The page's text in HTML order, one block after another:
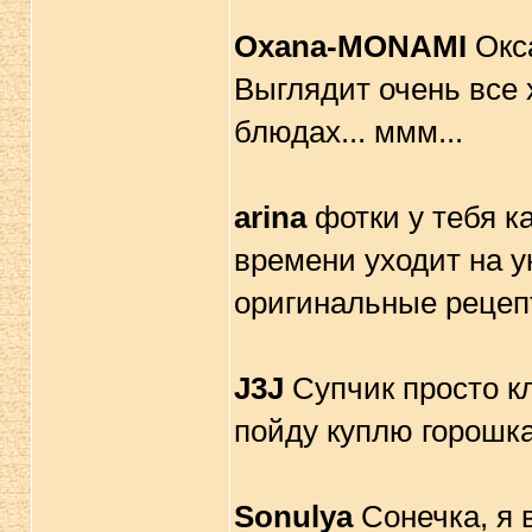
Oxana-MONAMI
Выглядит очень
блюдах... ммм...
arinaфотки у тебя
времени уходит на
оригинальные
J3J Супчик просто
пойду куплю
SonulyaСонечка, я